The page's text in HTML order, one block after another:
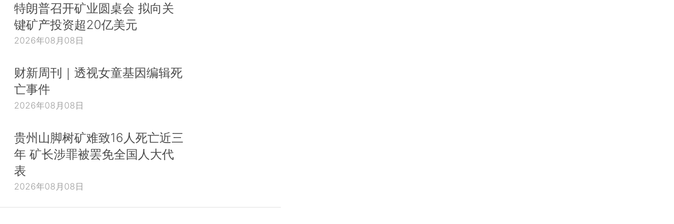
特朗普召开矿业圆桌会 拟向关
键矿产投资超20亿美元
2026年08月08日
财新周刊｜透视女童基因编辑死
亡事件
2026年08月08日
贵州山脚树矿难致16人死亡近三
年 矿长涉罪被罢免全国人大代
表
2026年08月08日